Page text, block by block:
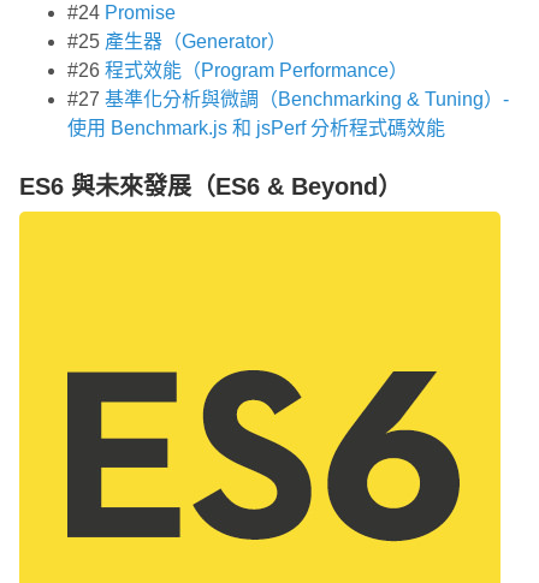
#24 Promise
#25 產生器（Generator）
#26 程式效能（Program Performance）
#27 基準化分析與微調（Benchmarking & Tuning）-
使用 Benchmark.js 和 jsPerf 分析程式碼效能
ES6 與未來發展（ES6 & Beyond）